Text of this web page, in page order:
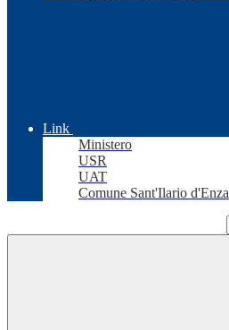
Link
Ministero
USR
UAT
Comune Sant'Ilario d'Enza